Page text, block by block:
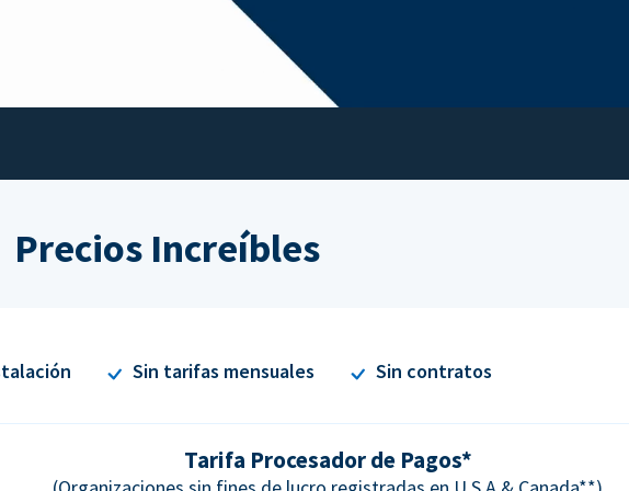
Precios Increíbles
Sin tarifas mensuales Sin contratos
Tarifa Procesador de Pagos*